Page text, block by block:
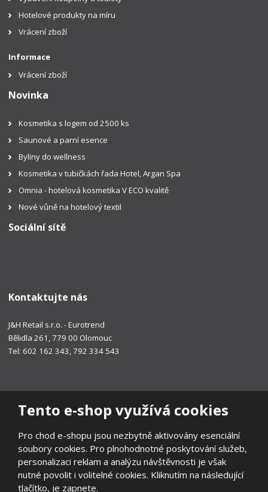
Tento e-shop využívá cookies
Pro chod e-shopu jsou nezbytně aktivovány esenciální
soubory cookies. Pro plnohodnotné poskytování služeb,
personalizaci reklam a analýzu návštěvnosti je však
nutné povolit i volitelné cookies. Kliknutím na následující
tlačítko, je zapnete.
Hotelové produkty na míru
Vrácení zboží
Informace
Vrácení zboží
Novinka
Kosmetika s logem od 2500 ks
Saunové a parní esence
Byliny do wellness
Kosmetika v tubičkách řada Hotel, Argan Spa
Omnia - hotelová kosmetika V ECO kvalitě
Nové vůně na hotelový textil
Sociální sítě
Kontaktujte nás
J&H Retail s.r.o. - Eurotrend
Bělidla 261, 779 00 Olomouc
Tel: 602 162 343, 792 334 543